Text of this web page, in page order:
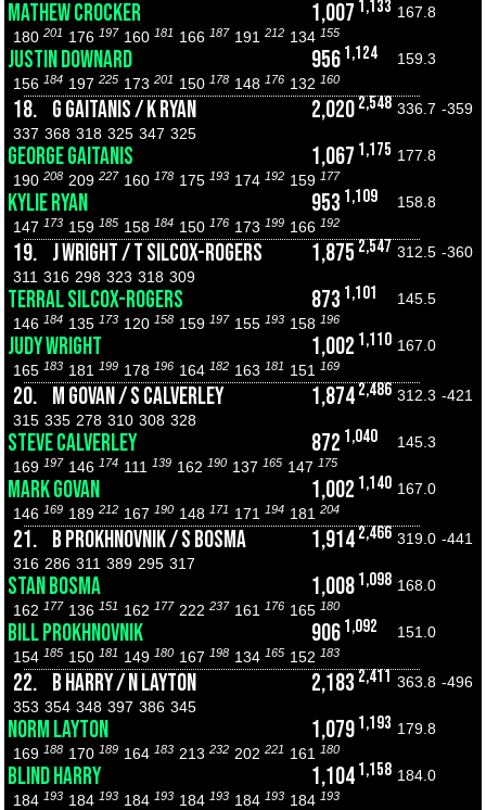
MATHEW CROCKER 1,007 1,133 167.8
180 201 176 197 160 181 166 187 191 212 134 155
JUSTIN DOWNARD 956 1,124
159.3
156 184 197 225 173 201 150 178 148 176 132 160
18. G GAITANIS / K RYAN 2,0202,548 336.7 -359
337 368 318 325 347 325
GEORGE GAITANIS 1,067 1,175 177.8
190 208 209 227 160 178 175 193 174 192 159 177
KYLIE RYAN 953 1,109
158.8
147 173 159 185 158 184 150 176 173 199 166 192
19. J WRIGHT / T SILCOX-ROGERS 1,875 2,547 312.5 -360
311 316 298 323 318 309
TERRAL SILCOX-ROGERS 873 1,101
145.5
146 184 135 173 120 158 159 197 155 193 158 196
JUDY WRIGHT 1,002 1,110 167.0
165 183 181 199 178 196 164 182 163 181 151 169
20. M GOVAN / S CALVERLEY 1,8742,486 312.3 -421
315 335 278 310 308 328
STEVE CALVERLEY 872 1,040
145.3
169 197 146 174 111 139 162 190 137 165 147 175
MARK GOVAN 1,002 1,140 167.0
146 169 189 212 167 190 148 171 171 194 181 204
21. B PROKHNOVNIK / S BOSMA 1,9142,466 319.0 -441
316 286 311 389 295 317
STAN BOSMA 1,008 1,098 168.0
162 177 136 151 162 177 222 237 161 176 165 180
BILL PROKHNOVNIK 906 1,092
151.0
154 185 150 181 149 180 167 198 134 165 152 183
22. B HARRY / N LAYTON 2,183 2,411 363.8 -496
353 354 348 397 386 345
NORM LAYTON 1,079 1,193 179.8
169 188 170 189 164 183 213 232 202 221 161 180
BLIND HARRY 1,104 1,158 184.0
184 193 184 193 184 193 184 193 184 193 184 193